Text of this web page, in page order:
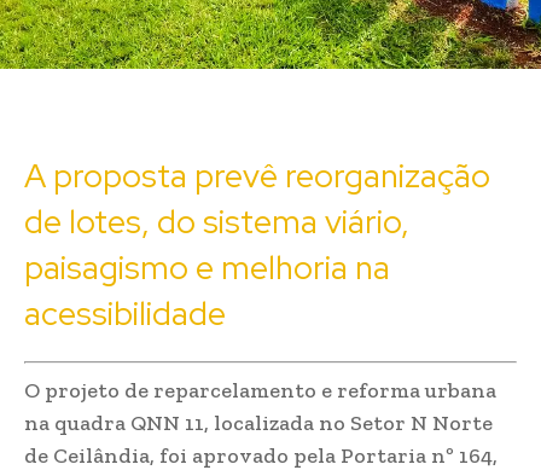
A proposta prevê reorganização
de lotes, do sistema viário,
paisagismo e melhoria na
acessibilidade
O projeto de reparcelamento e reforma urbana
na quadra QNN 11, localizada no Setor N Norte
de Ceilândia, foi aprovado pela Portaria nº 164,